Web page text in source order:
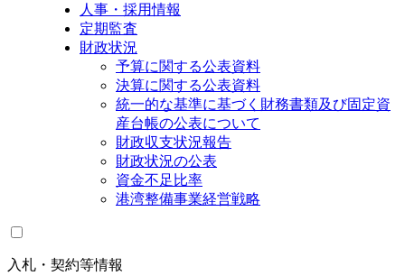
人事・採用情報
定期監査
財政状況
予算に関する公表資料
決算に関する公表資料
統一的な基準に基づく財務書類及び固定資
産台帳の公表について
財政収支状況報告
財政状況の公表
資金不足比率
港湾整備事業経営戦略
入札・契約等情報